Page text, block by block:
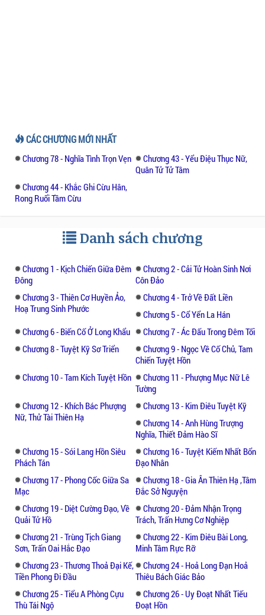
CÁC CHƯƠNG MỚI NHẤT
Chương 78 - Nghĩa Tình Trọn Vẹn
Chương 43 - Yểu Điệu Thục Nữ,
Quân Tử Tử Tâm
Chương 44 - Khắc Ghi Cừu Hân,
Rong Ruổi Tầm Cừu
Danh sách chương
Chương 1 - Kịch Chiến Giữa Đêm
Đông
Chương 2 - Cải Tử Hoàn Sinh Nơi
Côn Đảo
Chương 3 - Thiên Cơ Huyền Ảo,
Hoạ Trung Sinh Phước
Chương 4 - Trở Về Đất Liền
Chương 5 - Cổ Yển La Hán
Chương 6 - Biến Cố Ở Long Khẩu
Chương 7 - Ác Đấu Trong Đêm Tối
Chương 8 - Tuyệt Kỹ Sơ Triển
Chương 9 - Ngọc Về Cố Chủ, Tam
Chiến Tuyệt Hồn
Chương 10 - Tam Kích Tuyệt Hồn
Chương 11 - Phượng Mục Nữ Lê
Tường
Chương 12 - Khích Bác Phượng
Nữ, Thử Tài Thiên Hạ
Chương 13 - Kim Điêu Tuyệt Kỹ
Chương 14 - Anh Hùng Trượng
Nghĩa, Thiết Đảm Hào Sĩ
Chương 15 - Sói Lang Hồn Siêu
Phách Tán
Chương 16 - Tuyệt Kiếm Nhất Bổn
Đạo Nhân
Chương 17 - Phong Cốc Giữa Sa
Mạc
Chương 18 - Gia Ân Thiên Hạ ,tâm
Đắc Sở Nguyện
Chương 19 - Diệt Cường Đạo, Về
Quải Tử Hồ
Chương 20 - Đảm Nhận Trọng
Trách, Trấn Hưng Cơ Nghiệp
Chương 21 - Trùng Tịch Giang
Sơn, Trấn Oai Hắc Đạo
Chương 22 - Kim Điêu Bài Long,
Minh Tâm Rực Rỡ
Chương 23 - Thương Thoả Đại Kế,
Tiền Phong Đi Đầu
Chương 24 - Hoả Long Đạn Hoả
Thiêu Bách Giác Bảo
Chương 25 - Tiểu A Phòng Cựu
Thù Tái Ngộ
Chương 26 - Uy Đoạt Nhất Tiếu
Đoạt Hồn